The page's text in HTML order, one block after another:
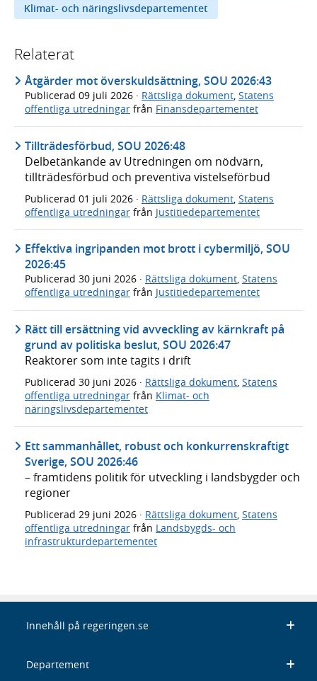
Klimat- och näringslivsdepartementet
Relaterat
Åtgärder mot överskuldsättning, SOU 2026:43
Publicerad 09 juli 2026 · Rättsliga dokument, Statens
offentliga utredningar från Finansdepartementet
Tillträdesförbud, SOU 2026:48
Delbetänkande av Utredningen om nödvärn,
tillträdesförbud och preventiva vistelseförbud
Publicerad 01 juli 2026 · Rättsliga dokument Statens
offentliga utredningar från Justitiedepartementet
Effektiva ingripanden mot brott i cybermiljö, SOU
2026:45
Publicerad 30 juni 2026 · Rättsliga dokument, Statens
offentliga utredningar från Justitiedepartementet
Rätt till ersättning vid avveckling av kärnkraft på
grund av politiska beslut, SOU 2026:47
Reaktorer som inte tagits i drift
Publicerad 30 juni 2026 · Rättsliga dokument, Statens
offentliga utredningar från Klimat- och
näringslivsdepartementet
Ett sammanhållet, robust och konkurrenskraftigt
Sverige, SOU 2026:46
– framtidens politik för utveckling i landsbygder och
regioner
Publicerad 29 juni 2026 · Rättsliga dokument Statens
offentliga utredningar från Landsbygds- och
infrastrukturdepartementet
Innehåll på regeringen.se
Departement